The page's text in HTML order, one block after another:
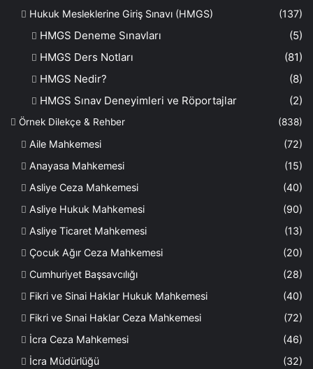
Hukuk Mesleklerine Giriş Sınavı (HMGS) (137)
HMGS Deneme Sınavları
(5)
HMGS Ders Notları
(81)
HMGS Nedir?
(8)
HMGS Sınav Deneyimleri ve Röportajlar
(2)
Örnek Dilekçe & Rehber (838)
Aile Mahkemesi
(72)
Anayasa Mahkemesi
(15)
Asliye Ceza Mahkemesi
(40)
Asliye Hukuk Mahkemesi
(90)
Asliye Ticaret Mahkemesi
(13)
Çocuk Ağır Ceza Mahkemesi
(20)
Cumhuriyet Başsavcılığı
(28)
Fikri ve Sinai Haklar Hukuk Mahkemesi
(40)
Fikri ve Sınai Haklar Ceza Mahkemesi
(72)
İcra Ceza Mahkemesi
(46)
İcra Müdürlüğü
(32)